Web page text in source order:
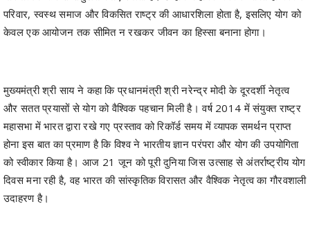
महासभा में भारत द्वारा रखे गए प्रस्ताव को रिकॉर्ड समय में व्यापक समर्थन प्राप्त
होना इस बात का प्रमाण है कि विश्व ने भारतीय ज्ञान परंपरा और योग की उपयोगिता
को स्वीकार किया है। आज 21 जून को पूरी दुनिया जिस उत्साह से अंतर्राष्ट्रीय योग
दिवस मना रही है, वह भारत की सांस्कृतिक विरासत और वैश्विक नेतृत्व का गौरवशाली
उदाहरण है।